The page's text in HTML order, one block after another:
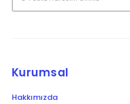
Kurumsal
Hakkımızda